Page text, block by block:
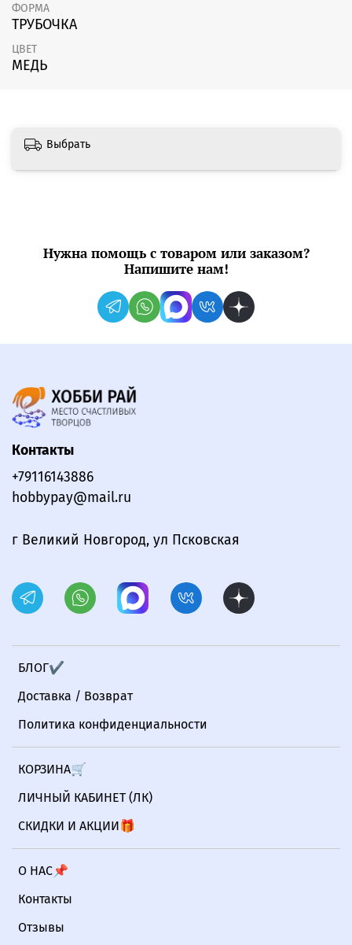
ФОРМА
ТРУБОЧКА
ЦВЕТ
МЕДЬ
Выбрать
Нужна помощь с товаром или заказом?
Напишите нам!
БЛОГ✔
Доставка / Возврат
Политика конфиденциальности
КОРЗИНА🛒
ЛИЧНЫЙ КАБИНЕТ (ЛК)
СКИДКИ И АКЦИИ🎁
О НАС📌
Контакты
Отзывы
Контакты
+79116143886
hobbypay@mail.ru
г Великий Новгород, ул Псковская